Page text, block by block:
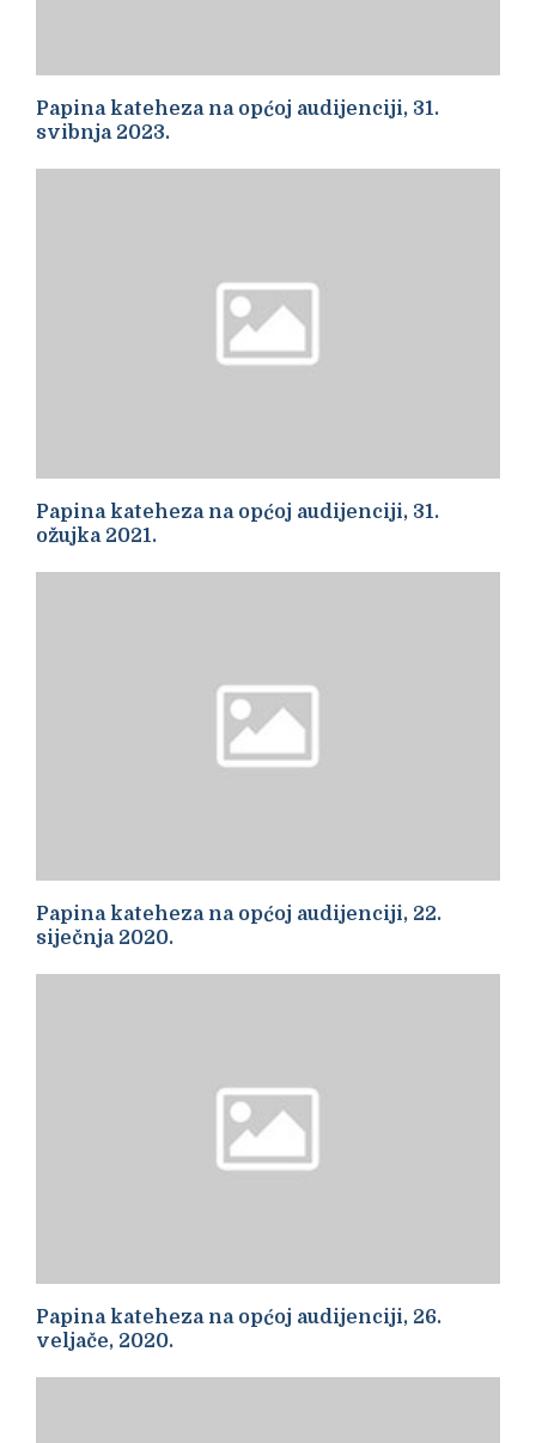
Papina kateheza na općoj audijenciji, 31.
svibnja 2023.
Papina kateheza na općoj audijenciji, 31.
ožujka 2021.
Papina kateheza na općoj audijenciji, 22.
siječnja 2020.
Papina kateheza na općoj audijenciji, 26.
veljače, 2020.